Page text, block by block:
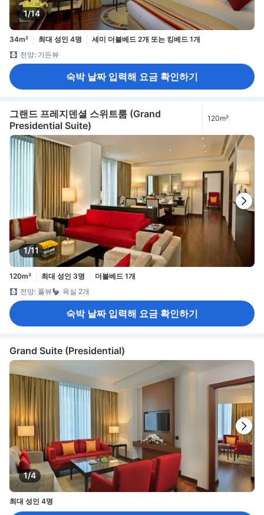
1/14
34m² 최대 성인 4명
세미 더블베드 2개 또는 킹베드 1개
전망: 가든뷰
숙박 날짜 입력해 요금 확인하기
그랜드 프레지덴셜 스위트룸 (Grand
Presidential Suite)
120m²
1/11
120m² 최대 성인 3명
더블베드 1개
전망: 풀뷰
욕실 2개
숙박 날짜 입력해 요금 확인하기
Grand Suite (Presidential)
1/4
최대 성인 4명